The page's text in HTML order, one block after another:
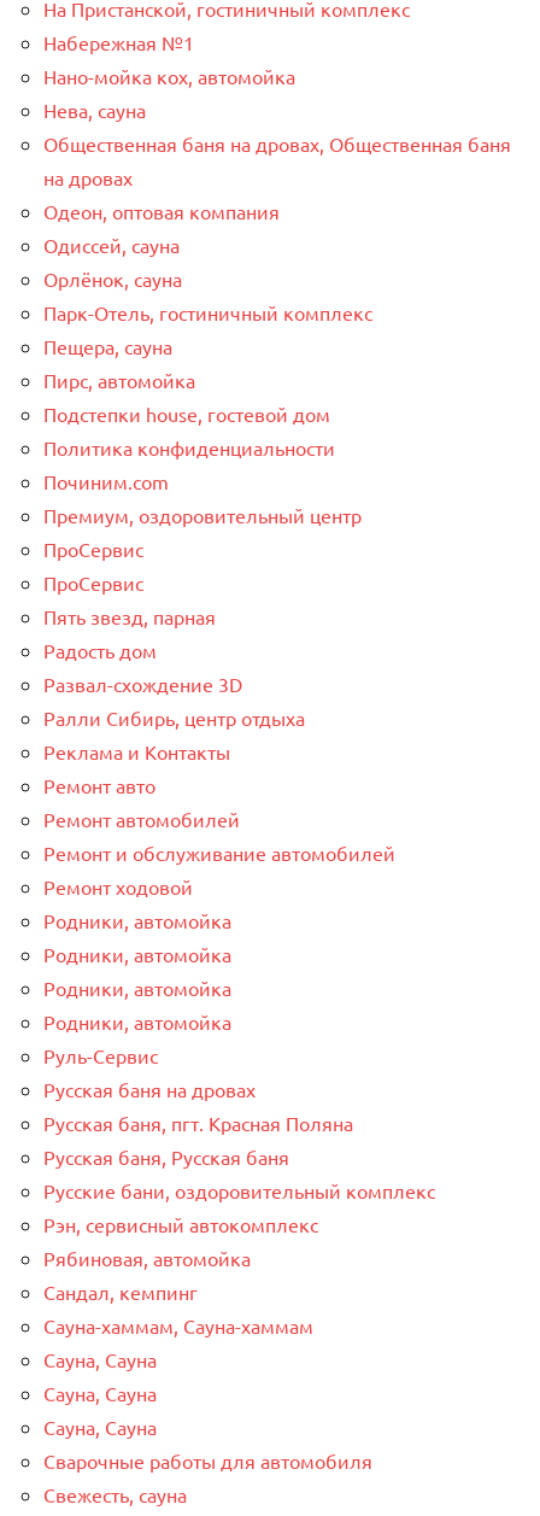
На Пристанской, гостиничный комплекс
Набережная №1
Нано-мойка кох, автомойка
Нева, сауна
Общественная баня на дровах, Общественная баня
на дровах
Одеон, оптовая компания
Одиссей, сауна
Орлёнок, сауна
Парк-Отель, гостиничный комплекс
Пещера, сауна
Пирс, автомойка
Подстепки house, гостевой дом
Политика конфиденциальности
Починим.com
Премиум, оздоровительный центр
ПроСервис
ПроСервис
Пять звезд, парная
Радость дом
Развал-схождение 3D
Ралли Сибирь, центр отдыха
Реклама и Контакты
Ремонт авто
Ремонт автомобилей
Ремонт и обслуживание автомобилей
Ремонт ходовой
Родники, автомойка
Родники, автомойка
Родники, автомойка
Родники, автомойка
Руль-Сервис
Русская баня на дровах
Русская баня, пгт. Красная Поляна
Русская баня, Русская баня
Русские бани, оздоровительный комплекс
Рэн, сервисный автокомплекс
Рябиновая, автомойка
Сандал, кемпинг
Сауна-хаммам, Сауна-хаммам
Сауна, Сауна
Сауна, Сауна
Сауна, Сауна
Сварочные работы для автомобиля
Свежесть, сауна